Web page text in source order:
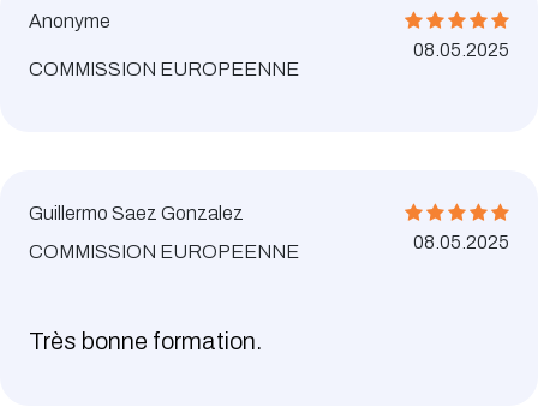
Anonyme
COMMISSION EUROPEENNE
08.05.2025
Guillermo Saez Gonzalez
COMMISSION EUROPEENNE
08.05.2025
Très bonne formation.